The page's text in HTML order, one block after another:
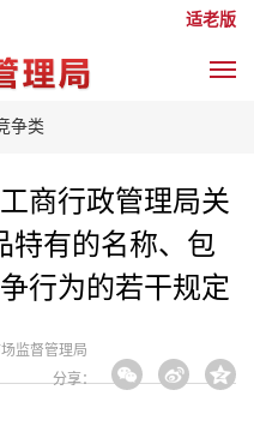
适老版
争类
商行政管理局关
特有的名称、包
行为的若干规定
监督管理局
分享：